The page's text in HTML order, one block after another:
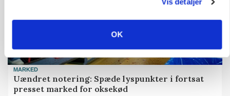
OK
MARKED
Uændret notering: Spæde lyspunkter i fortsat
presset marked for oksekød